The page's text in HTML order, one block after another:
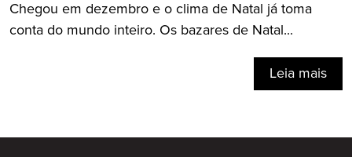
Chegou em dezembro e o clima de Natal já toma
conta do mundo inteiro. Os bazares de Natal...
Leia mais